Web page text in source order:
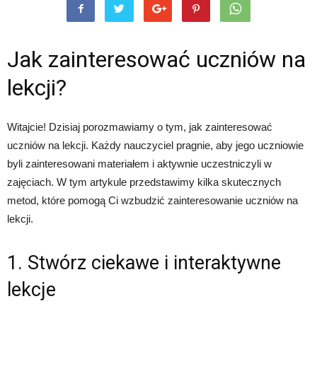
Jak zainteresować uczniów na
lekcji?
Witajcie! Dzisiaj porozmawiamy o tym, jak zainteresować
uczniów na lekcji. Każdy nauczyciel pragnie, aby jego uczniowie
byli zainteresowani materiałem i aktywnie uczestniczyli w
zajęciach. W tym artykule przedstawimy kilka skutecznych
metod, które pomogą Ci wzbudzić zainteresowanie uczniów na
lekcji.
1. Stwórz ciekawe i interaktywne
lekcje